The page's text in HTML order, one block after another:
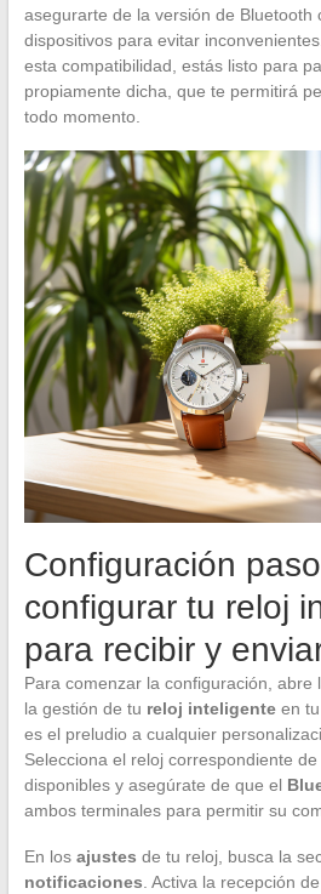
asegurarte de la versión de Bluetooth
dispositivos para evitar
esta compatibilidad, estás listo para
propiamente dicha, que te permitirá
todo momento.
Configuración
configurar tu reloj
para recibir y
Para comenzar la configuración, abre
la gestión de tu reloj inteligenteen tu
es el preludio a cualquier
Selecciona el reloj correspondiente
disponibles y asegúrate de que el
ambos terminales para permitir su
En los ajustes de tu reloj, busca la
notificaciones. Activa la recepción